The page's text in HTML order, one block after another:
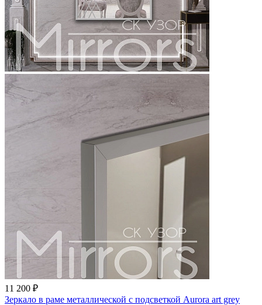
11 200 ₽
Зеркало в раме металлической с подсветкой Aurora art grey